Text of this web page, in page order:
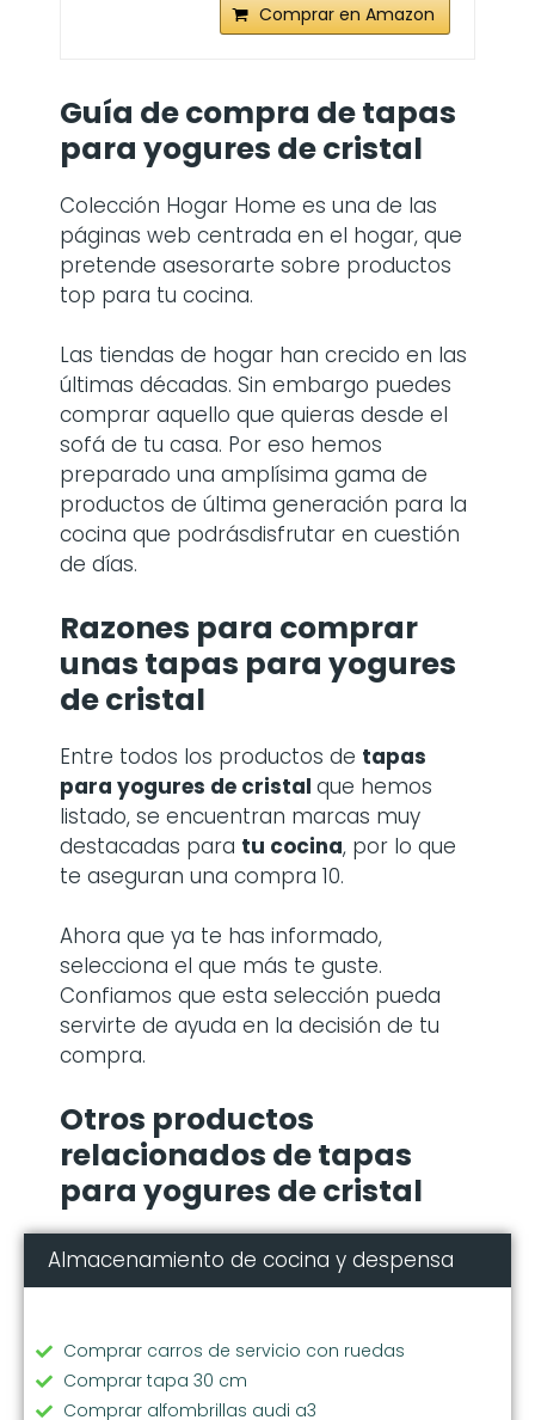
Comprar en Amazon
Guía de compra detapas
para yogures de cristal
Colección Hogar Home es una de las
páginas web centrada en el hogar, que
pretende asesorarte sobre productos
top para tu cocina.
Las tiendas de hogar han crecido en las
últimas décadas. Sin embargo puedes
comprar aquello que quieras desde el
sofá de tu casa. Por eso hemos
preparado una amplísima gama de
productos de última generación para la
cocina que podrásdisfrutar en cuestión
de días.
Razones para comprar
unas tapas para yogures
de cristal
Entre todos los productos de tapas
para yogures de cristal que hemos
listado, se encuentran marcas muy
destacadas para tu cocina, por lo que
te aseguran una compra 10.
Ahora que ya te has informado,
selecciona el que más te guste.
Confiamos que esta selección pueda
servirte de ayuda en la decisión de tu
compra.
Otros productos
relacionados de tapas
para yogures de cristal
Almacenamiento de cocina y despensa
Comprar carros de servicio con ruedas
Comprar tapa 30 cm
Comprar alfombrillas audi a3